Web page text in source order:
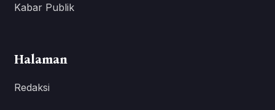
Kabar Publik
Halaman
Redaksi